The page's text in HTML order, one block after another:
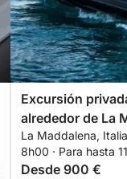
Excursión
alrededor de La
La Maddalena, Italia
8h00 · Para hasta
Desde 900 €